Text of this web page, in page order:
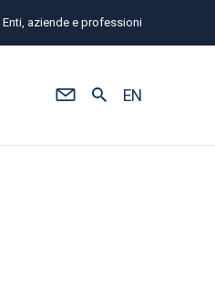
Enti, aziende e professioni
EN